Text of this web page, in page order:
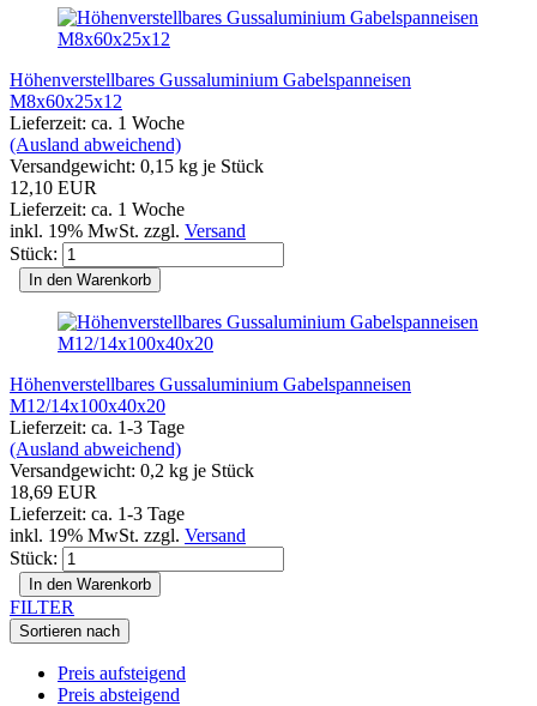
Höhenverstellbares Gussaluminium Gabelspanneisen
M8x60x25x12
Lieferzeit: ca. 1 Woche
(Ausland abweichend)
Versandgewicht: 0,15 kg je Stück
12,10 EUR
Lieferzeit: ca. 1 Woche
inkl. 19% MwSt. zzgl. Versand
Stück:
In den Warenkorb
Höhenverstellbares Gussaluminium Gabelspanneisen
M12/14x100x40x20
Lieferzeit: ca. 1-3 Tage
(Ausland abweichend)
Versandgewicht: 0,2 kg je Stück
18,69 EUR
Lieferzeit: ca. 1-3 Tage
inkl. 19% MwSt. zzgl. Versand
Stück:
In den Warenkorb
FILTER
Sortieren nach
Preis aufsteigend
Preis absteigend